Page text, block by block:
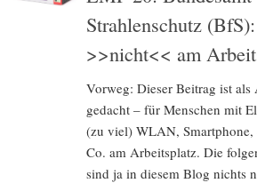
Strahlenschutz
>>nicht<< am
Vorweg: Dieser Beitrag ist
gedacht – für Menschen mit
(zu viel) WLAN,
Co. am Arbeitsplatz. Die
sind ja in diesem Blog nichts